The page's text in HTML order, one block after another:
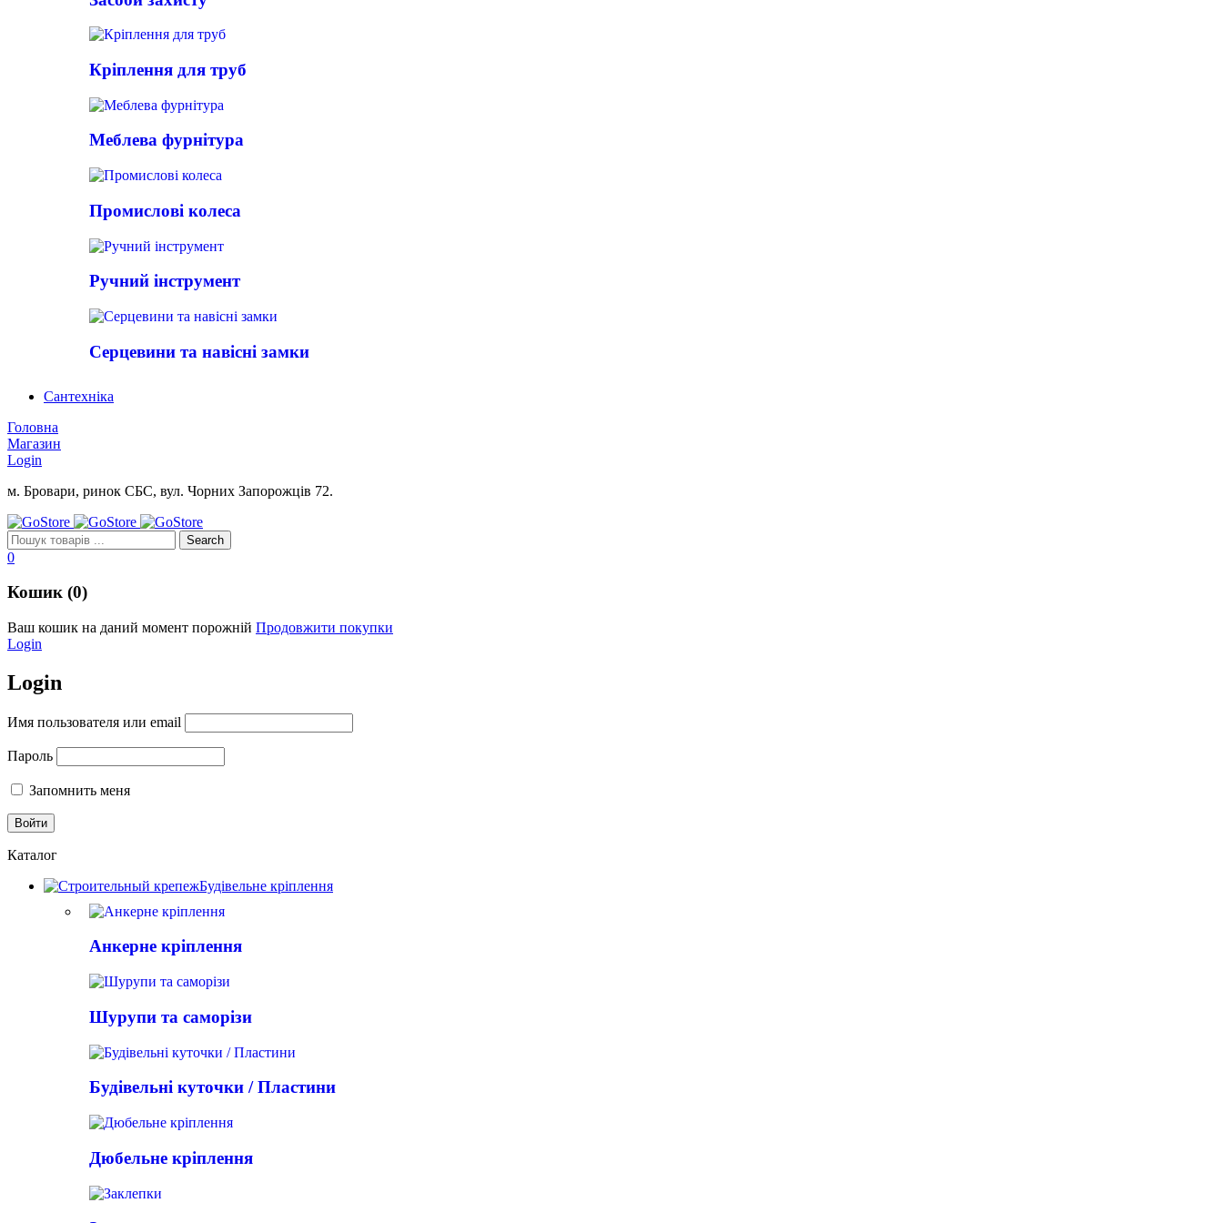
Кріплення для труб
Меблева фурнітура
Промислові колеса
Ручний інструмент
Серцевини та навісні замки
Сантехніка
Головна
Магазин
Login
м. Бровари, ринок СБС, вул. Чорних Запорожців 72.
0
Кошик (0)
Ваш кошик на даний момент порожній Продовжити покупки
Login
Login
Имя пользователя или email
Пароль
Запомнить меня
Каталог
Будівельне кріплення
Анкерне кріплення
Шурупи та саморізи
Будівельні куточки / Пластини
Дюбельне кріплення